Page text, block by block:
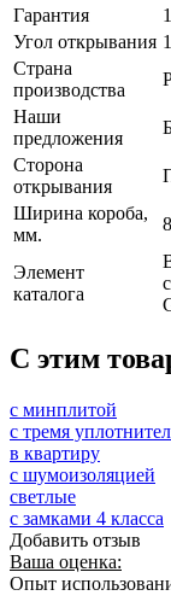
Гарантия
Угол открывания
Страна
производства
Наши
предложения
Сторона
открывания
Ширина короба,
мм.
Элемент
каталога
C этим
с минплитой
с тремя
в квартиру
с шумоизоляцией
светлые
с замками 4 класса
Добавить отзыв
Ваша оценка:
Опыт